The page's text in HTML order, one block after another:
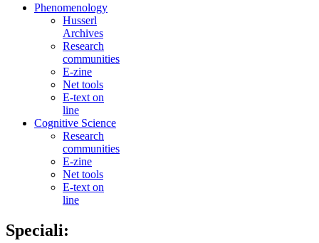
Phenomenology
Husserl
Archives
Research
communities
E-zine
Net tools
E-text on
line
Cognitive Science
Research
communities
E-zine
Net tools
E-text on
line
Speciali: